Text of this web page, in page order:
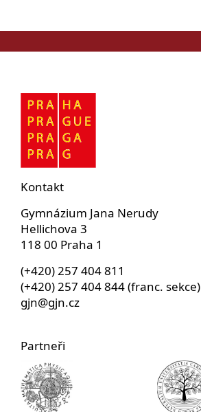
Kontakt
Gymnázium Jana Nerudy
Hellichova 3
118 00 Praha 1
(+420) 257 404 811
(+420) 257 404 844 (franc. sekce)
gjn@gjn.cz
Partneři